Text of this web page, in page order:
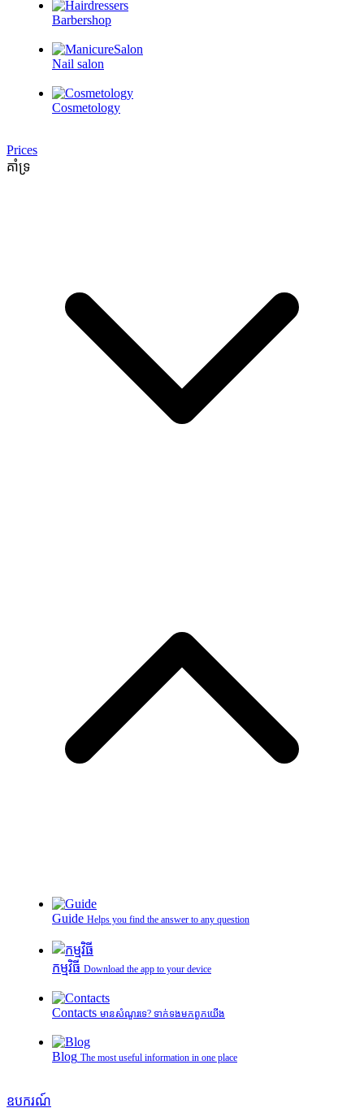
Barbershop
Nail salon
Cosmetology
Prices
គាំទ្រ
Guide Helps you find the answer to any question
កម្មវិធី Download the app to your device
Contacts មានសំណួរទេ? ទាក់ទងមកពួកយើង
Blog The most useful information in one place
ឧបករណ៍